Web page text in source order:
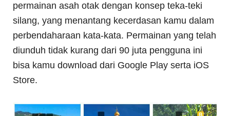
permainan asah otak dengan konsep teka-teki
silang, yang menantang kecerdasan kamu dalam
perbendaharaan kata-kata. Permainan yang telah
diunduh tidak kurang dari 90 juta pengguna ini
bisa kamu download dari Google Play serta iOS
Store.